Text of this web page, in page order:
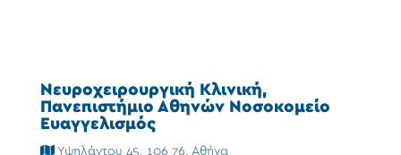
Νευροχειρουργική Κλινική,
Πανεπιστήμιο Αθηνών Νοσοκομείο
Ευαγγελισμός
Υψηλάντου 45, 106 76, Αθήνα